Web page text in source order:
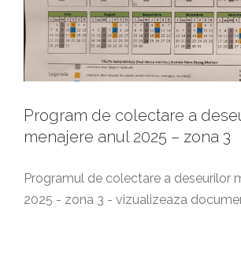
Program de colectare a
menajere anul 2025 – zona 3
Programul de colectare a deseurilor
2025 - zona 3 - vizualizeaza
Program de colectare a